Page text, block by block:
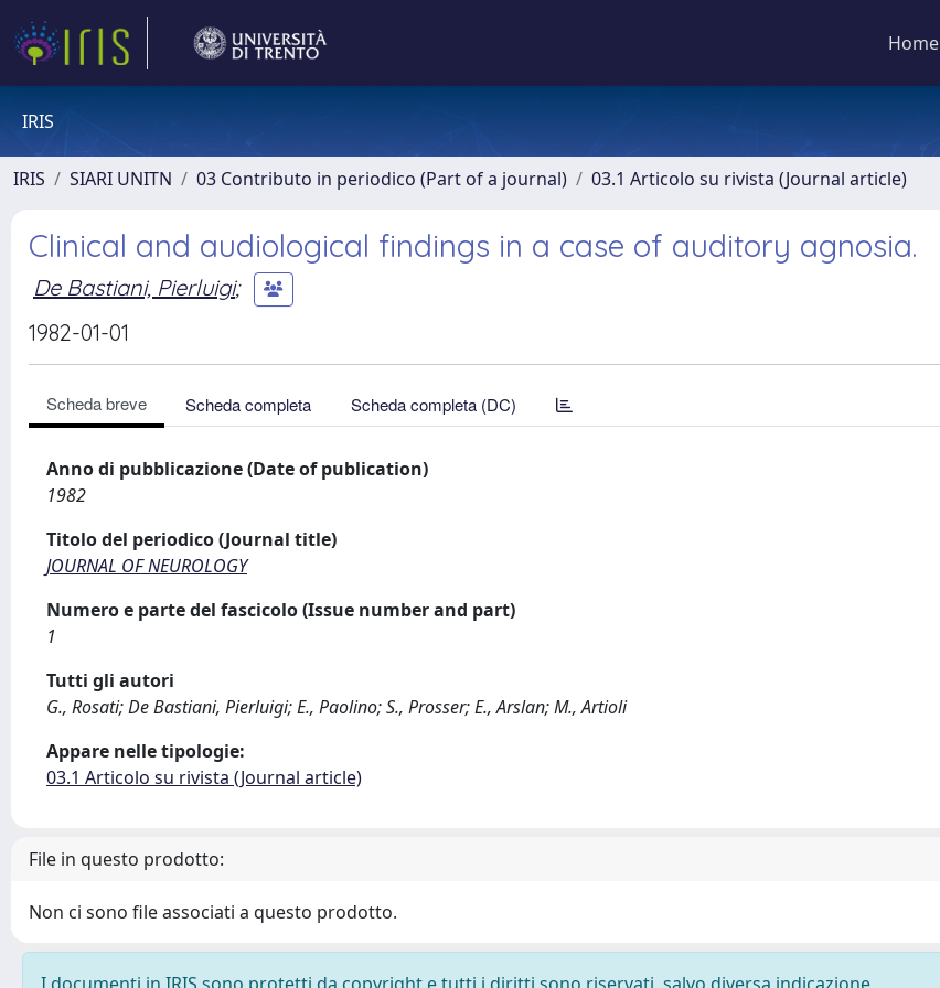
Home
IRIS
IRIS SIARI UNITN 03 Contributo in periodico (Part of a journal) 03.1 Articolo su rivista (Journal article)
Clinical and audiological findings in a case of auditory agnosia.
De Bastiani, Pierluigi;
1982-01-01
Scheda breve Scheda completa Scheda completa (DC)
Anno di pubblicazione (Date of publication)
1982
Titolo del periodico (Journal title)
JOURNAL OF NEUROLOGY
Numero e parte del fascicolo (Issue number and part)
1
Tutti gli autori
G., Rosati; De Bastiani, Pierluigi; E., Paolino; S., Prosser; E., Arslan; M., Artioli
Appare nelle tipologie:
03.1 Articolo su rivista (Journal article)
File in questo prodotto:
Non ci sono file associati a questo prodotto.